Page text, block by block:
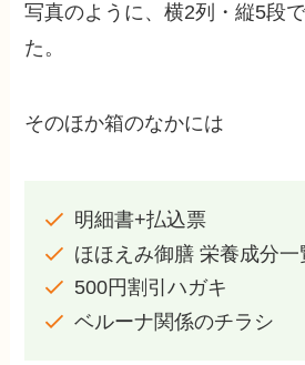
写真のように、横2列・縦5段
た。
そのほか箱のなかには
明細書+払込票
ほほえみ御膳 栄養成分一
500円割引ハガキ
ベルーナ関係のチラシ